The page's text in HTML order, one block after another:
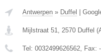
Antwerpen » Duffel
Mijlstraat 51, 2570 Duffel (
Tel: 0032499626562, Fax: -